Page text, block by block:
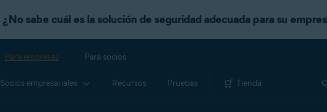
¿No sabe cuál es la solución de seguridad adecuada para su
Para empresas Para socios
Socios empresariales Recursos Pruebas Tienda